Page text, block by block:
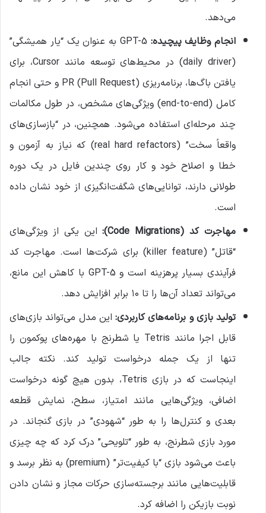
می‌دهد.
انجام وظایف پیچیده:
GPT-5 به عنوان یک “یار همیشگی”
(daily driver) در محیط‌های توسعه مانند Cursor، برای
یافتن باگ‌ها، برنامه‌ریزی PR (Pull Request) و حتی انجام
کامل (end-to-end) ویژگی‌های مشخص، در طول مکالمات
چند مرحله‌ای استفاده می‌شود. همچنین، در “بازسازی‌های
واقعاً سخت” (real hard refactors) که نیاز به آزمون و
خطا و اصلاح خود و کار روی چندین فایل در یک دوره
طولانی دارند، توانایی‌های شگفت‌انگیزی از خود نشان داده
است.
مهاجرت کد(Code Migrations):
این یکی از ویژگی‌های
“قاتل” (killer feature) برای شرکت‌ها است. مهاجرت کد
فرآیندی بسیار پرهزینه است و GPT-5 با کاهش این مانع،
می‌تواند تعداد آن‌ها را تا ۱۰ برابر افزایش دهد.
تولید بازی و برنامه‌های کاربردی: این مدل می‌تواند بازی‌های
قابل اجرا مانند Tetris یا شطرنج با مهره‌های پوکمون را
تنها از یک جمله درخواست تولید کند. نکته جالب
اینجاست که در بازی Tetris، بدون هیچ گونه درخواست
اضافی، ویژگی‌هایی مانند امتیاز، سطح، نمایش قطعه
بعدی و کنترل‌ها را به طور “شهودی” در بازی گنجاند. در
مورد بازی شطرنج، به طور “تلویحی” درک کرد که چه چیزی
باعث می‌شود بازی “با کیفیت‌تر” (premium) به نظر برسد و
قابلیت‌هایی مانند برجسته‌سازی حرکات مجاز و نشان دادن
نوبت بازیکن را اضافه کرد.